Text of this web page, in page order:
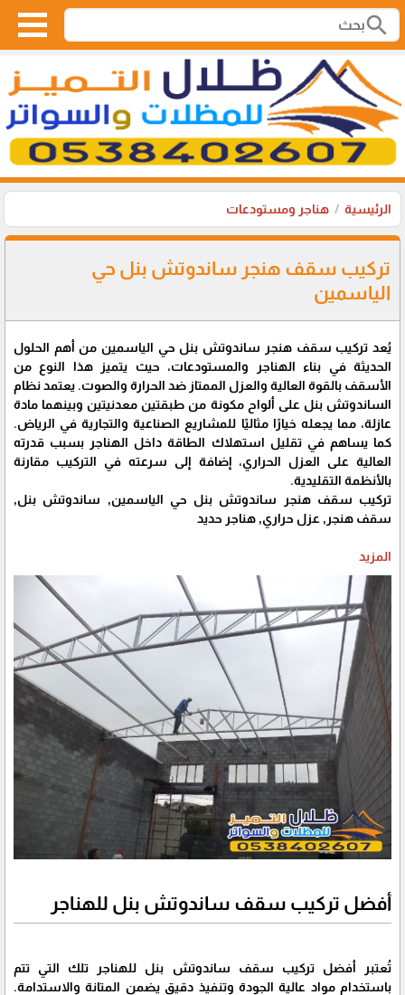
search
الرئيسية هناجر ومستودعات
تركيب سقف هنجر ساندوتش بنل حي
الياسمين
يُعد تركيب سقف هنجر ساندوتش بنل حي الياسمين من أهم الحلول
الحديثة في بناء الهناجر والمستودعات، حيث يتميز هذا النوع من
الأسقف بالقوة العالية والعزل الممتاز ضد الحرارة والصوت. يعتمد نظام
الساندوتش بنل على ألواح مكونة من طبقتين معدنيتين وبينهما مادة
عازلة، مما يجعله خيارًا مثاليًا للمشاريع الصناعية والتجارية في الرياض.
كما يساهم في تقليل استهلاك الطاقة داخل الهناجر بسبب قدرته
العالية على العزل الحراري، إضافة إلى سرعته في التركيب مقارنة
بالأنظمة التقليدية.
تركيب سقف هنجر ساندوتش بنل حي الياسمين, ساندوتش بنل,
سقف هنجر, عزل حراري, هناجر حديد
المزيد
أفضل تركيب سقف ساندوتش بنل للهناجر
تُعتبر أفضل تركيب سقف ساندوتش بنل للهناجر تلك التي تتم
باستخدام مواد عالية الجودة وتنفيذ دقيق يضمن المتانة والاستدامة.